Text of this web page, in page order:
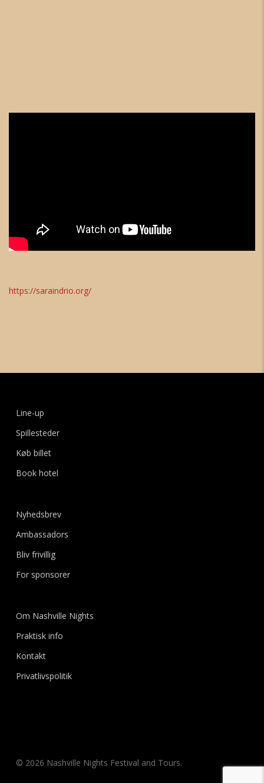
https://saraindrio.org/
Line-up
Spillesteder
Køb billet
Book hotel
Nyhedsbrev
Ambassadors
Bliv frivillig
For sponsorer
Om Nashville Nights
Praktisk info
Kontakt
Privatlivspolitik
© 2026 Nashville Nights Festival and Tours.